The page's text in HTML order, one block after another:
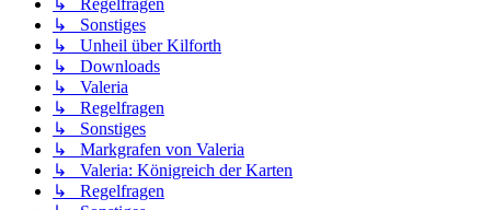
↳ Regelfragen
↳ Sonstiges
↳ Unheil über Kilforth
↳ Downloads
↳ Valeria
↳ Regelfragen
↳ Sonstiges
↳ Markgrafen von Valeria
↳ Valeria: Königreich der Karten
↳ Regelfragen